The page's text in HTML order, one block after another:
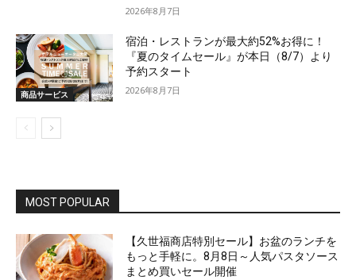
2026年8月7日
商品サービス
宿泊・レストランが最大約52%お得に！
『夏のタイムセール』が本日（8/7）より
予約スタート
2026年8月7日
MOST POPULAR
【久世福商店特別セール】お盆のランチを
もっと手軽に。8月8日～人気パスタソース
まとめ買いセール開催